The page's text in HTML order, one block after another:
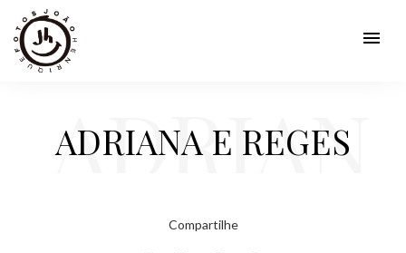
menu
ADRIANA E REGES
ADRIAN
Compartilhe